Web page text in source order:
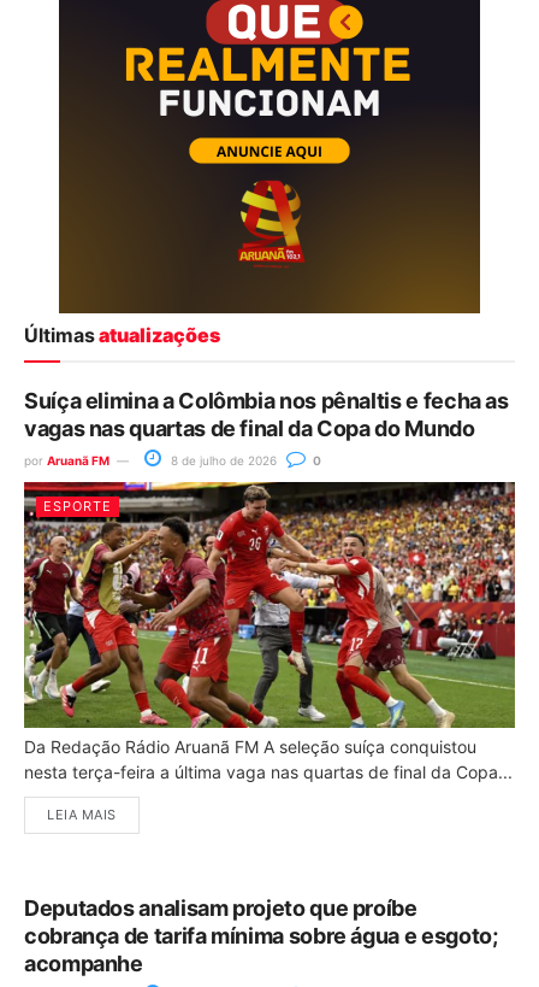
Últimasatualizações
Suíça elimina a Colômbia nos pênaltis e fecha as
vagas nas quartas de final da Copa do Mundo
por Aruanã FM 8 de julho de 2026 0
ESPORTE
Da Redação Rádio Aruanã FM A seleção suíça conquistou
nesta terça-feira a última vaga nas quartas de final da Copa...
LEIA MAIS
Deputados analisam projeto que proíbe
cobrança de tarifa mínima sobre água e esgoto;
acompanhe